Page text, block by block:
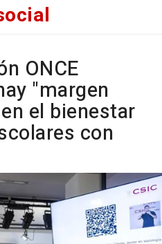
ONCE
"margen
el bienestar
con